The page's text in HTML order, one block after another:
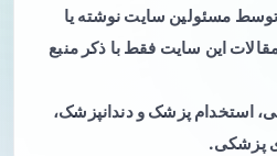
توسط مسئولین سایت نوشته یا
این سایت فقط با ذکر منبع
استخدام پزشک و دندانپزشک،